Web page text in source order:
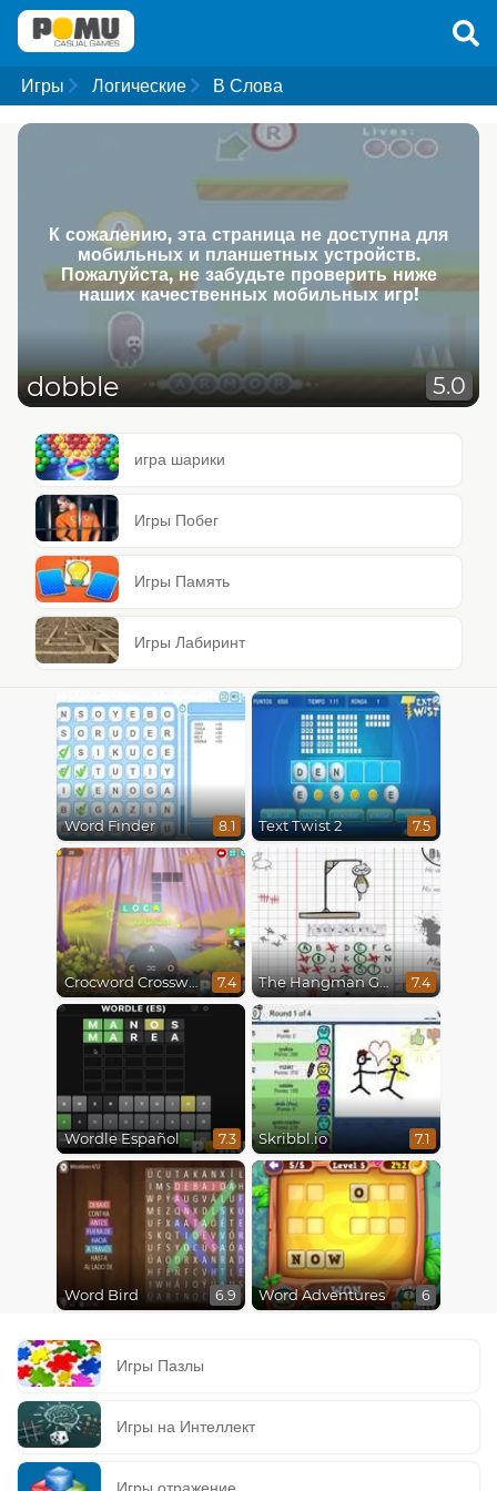
Игры Логические В Слова
К сожалению, эта страница не доступна для
мобильных и планшетных устройств.
Пожалуйста, не забудьте проверить ниже
наших качественных мобильных игр!
dobble 5.0
игра шарики
Игры Побег
Игры Память
Игры Лабиринт
Word Finder 8.1 Text Twist 2 7.5
Crocword Crossword 7.4 The Hangman Game Scrawl 7.4
Wordle Español 7.3 Skribbl.io 7.1
Word Bird 6.9 Word Adventures 6
Игры Пазлы
Игры на Интеллект